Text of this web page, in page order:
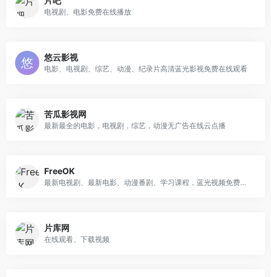
电视剧、电影免费在线播放
悠云影视
电影、电视剧、综艺、动漫、纪录片高清蓝光影视免费在线观看
苦瓜影视网
最新最全的电影，电视剧，综艺，动漫无广告在线云点播
FreeOK
最新电视剧、最新电影、动漫番剧、学习课程，蓝光视频免费在线观看服务
片库网
在线观看、下载视频